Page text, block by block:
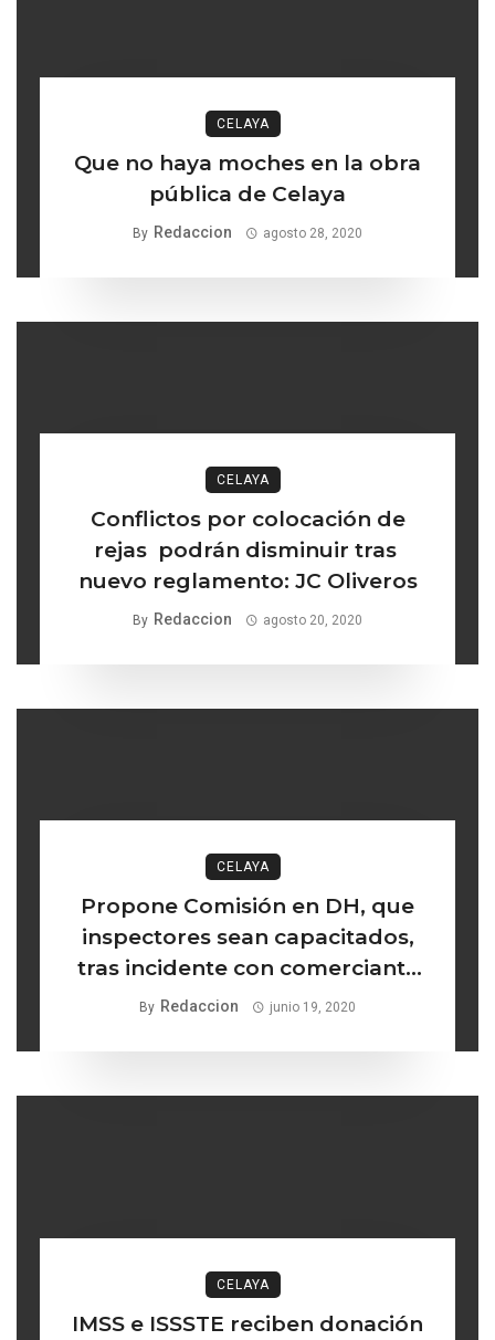
CELAYA
Que no haya moches en la obra
pública de Celaya
By Redaccion agosto 28, 2020
CELAYA
Conflictos por colocación de
rejas podrán disminuir tras
nuevo reglamento: JC Oliveros
By Redaccion agosto 20, 2020
CELAYA
Propone Comisión en DH, que
inspectores sean capacitados,
tras incidente con comerciante
indígena
By Redaccion junio 19, 2020
CELAYA
IMSS e ISSSTE reciben donación